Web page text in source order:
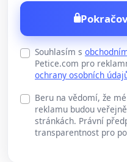
Souhlasím s
Petice.com pro
ochrany osobních
Beru na vědomí, že
reklamu budou
stránkách. Právní
transparentnost pro